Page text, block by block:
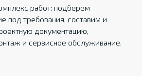
работ: подберем
под требования, составим и
документацию,
и сервисное обслуживание.